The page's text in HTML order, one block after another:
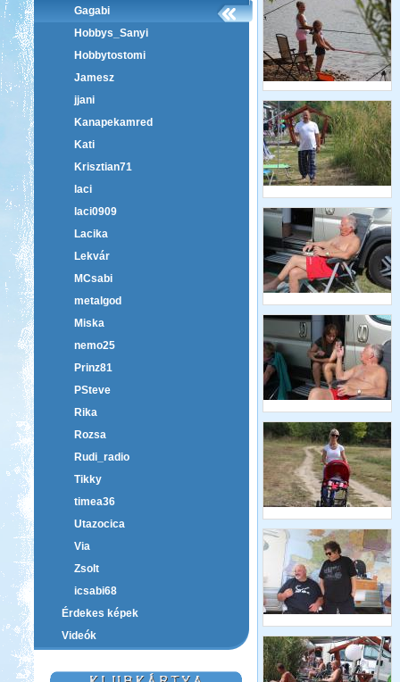
Gagabi
Hobbys_Sanyi
Hobbytostomi
Jamesz
jjani
Kanapekamred
Kati
Krisztian71
laci
laci0909
Lacika
Lekvár
MCsabi
metalgod
Miska
nemo25
Prinz81
PSteve
Rika
Rozsa
Rudi_radio
Tikky
timea36
Utazocica
Via
Zsolt
icsabi68
Érdekes képek
Videók